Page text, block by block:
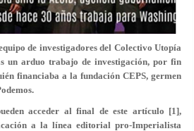
de investigadores del Colectivo Utopía
un arduo trabajo de investigación, por fin
financiaba a la fundación CEPS, germen
acceder al final de este artículo [1],
a la línea editorial pro-Imperialista